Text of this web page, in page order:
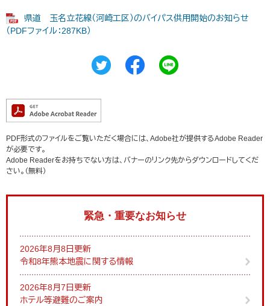
県道 玉名立花線（河崎工区）のバイパス供用開始のお知らせ
（PDFファイル：287KB）
PDF形式のファイルをご覧いただく場合には、Adobe社が提供するAdobe Reader
が必要です。
Adobe Readerをお持ちでない方は、バナーのリンク先からダウンロードしてくだ
さい。（無料）
緊急・重要なお知らせ
2026年8月8日更新
令和8年熊本地震に関する情報
2026年8月7日更新
ホテル等避難のご案内